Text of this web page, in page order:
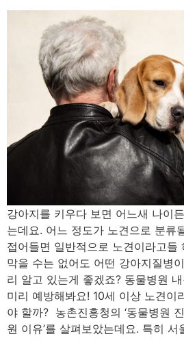
강아지를 키우다 보면 어느새 나이
는데요. 어느 정도가 노견으로 분류
접어들면 일반적으로 노견이라고들
막을 수는 없어도 어떤 강아지질병
리 알고 있는게 좋겠죠? 동물병원
미리 예방해봐요! 10세 이상 노견이
야 할까? 농촌진흥청의 ‘동물병원
원 이유’를 살펴보았는데요. 특히